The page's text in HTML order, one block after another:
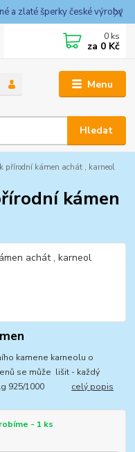
a zlaté šperky české výroby
Menu
Hledat
0 ks
za 0 Kč
přírodní kámen achát , karneol
kámen
kamene karneolu o
se může lišit - každý
Ag 925/1000 celý popis
- 1 ks